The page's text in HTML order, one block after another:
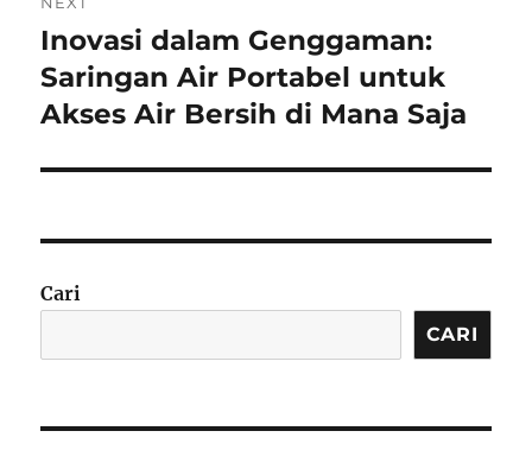
Next
post:
Inovasi dalam Genggaman:
Saringan Air Portabel untuk
Akses Air Bersih di Mana Saja
Cari
CARI